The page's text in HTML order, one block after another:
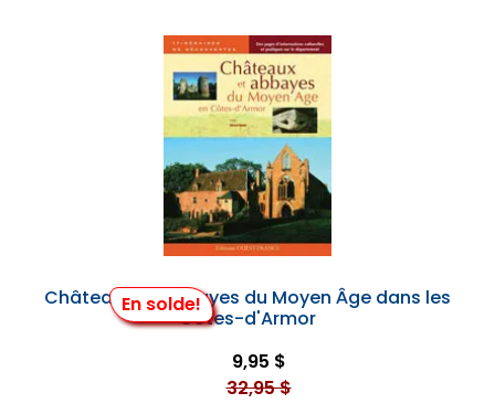
En solde!
Châteaux et Abbayes du Moyen Âge dans les
Côtes-d'Armor
9,95 $
32,95 $